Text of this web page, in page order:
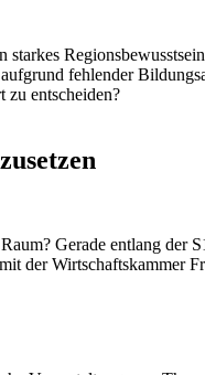
fehlender
zu entscheiden?
Gerade entlang
der